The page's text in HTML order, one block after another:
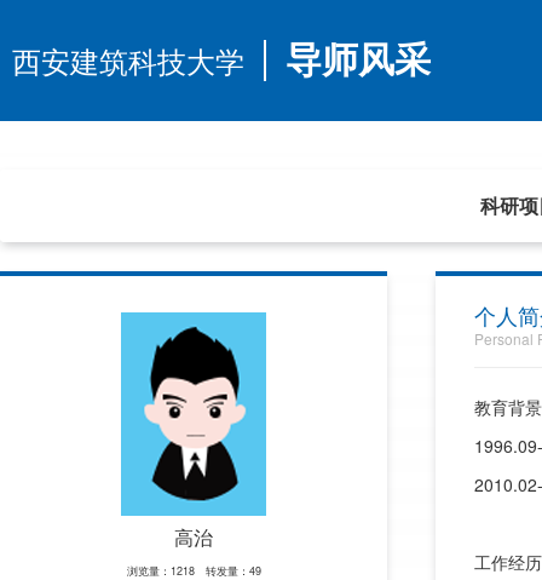
西安建筑科技大学 导师风采
科研
高治
浏览量：1218 转发量：49
个人
Personal
教育背
工作经